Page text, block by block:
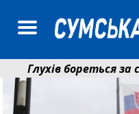
Глухів бореться за
Пенсійний фонд